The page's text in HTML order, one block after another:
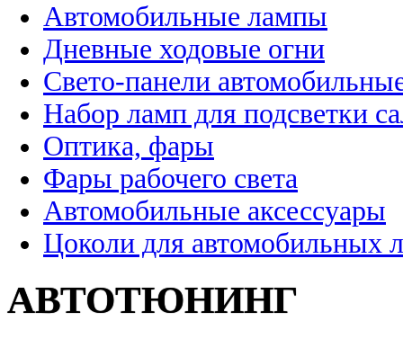
Автомобильные лампы
Дневные ходовые огни
Свето-панели
Набор ламп для подсветки
Оптика, фары
Фары рабочего света
Автомобильные аксессуары
Цоколи для автомобильных
АВТОТЮНИНГ